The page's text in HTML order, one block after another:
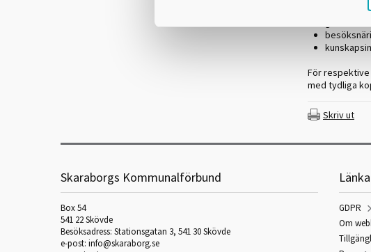
För
med tydliga
Skriv ut
Skaraborgs Kommunalförbund
Box 54
541 22 Skövde
Besöksadress: Stationsgatan 3, 541 30 Skövde
e-post: info@skaraborg.se
GDPR
Om